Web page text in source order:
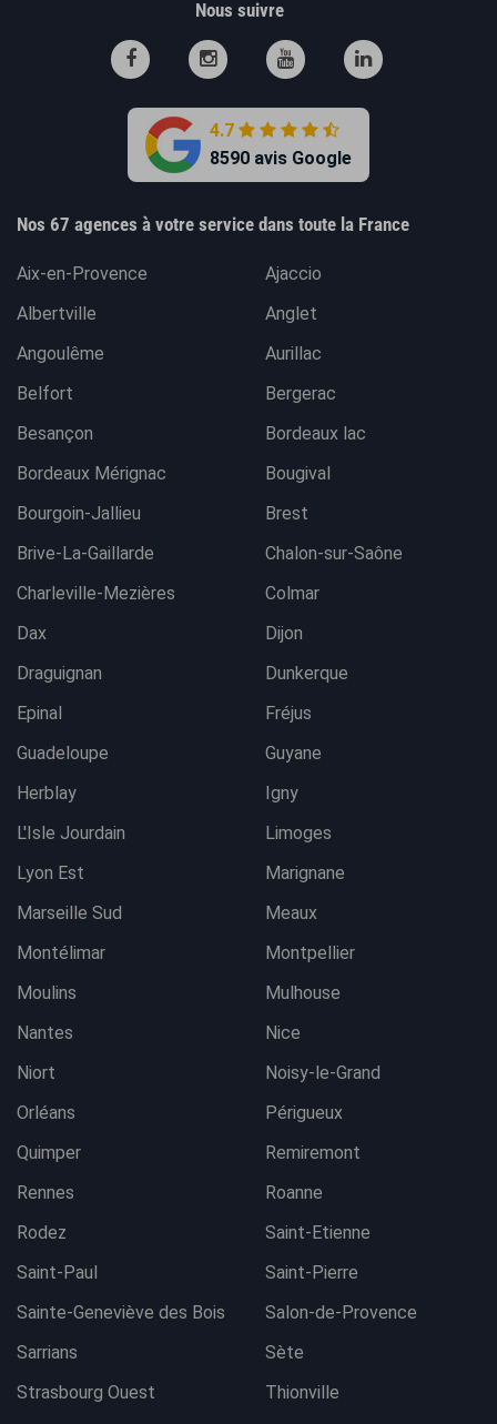
Nous suivre
4.7
8590 avis Google
Nos 67 agences à votre service dans toute la France
Aix-en-Provence
Ajaccio
Albertville
Anglet
Angoulême
Aurillac
Belfort
Bergerac
Besançon
Bordeaux lac
Bordeaux Mérignac
Bougival
Bourgoin-Jallieu
Brest
Brive-La-Gaillarde
Chalon-sur-Saône
Charleville-Mezières
Colmar
Dax
Dijon
Draguignan
Dunkerque
Epinal
Fréjus
Guadeloupe
Guyane
Herblay
Igny
L'Isle Jourdain
Limoges
Lyon Est
Marignane
Marseille Sud
Meaux
Montélimar
Montpellier
Moulins
Mulhouse
Nantes
Nice
Niort
Noisy-le-Grand
Orléans
Périgueux
Quimper
Remiremont
Rennes
Roanne
Rodez
Saint-Etienne
Saint-Paul
Saint-Pierre
Sainte-Geneviève des Bois
Salon-de-Provence
Sarrians
Sète
Strasbourg Ouest
Thionville